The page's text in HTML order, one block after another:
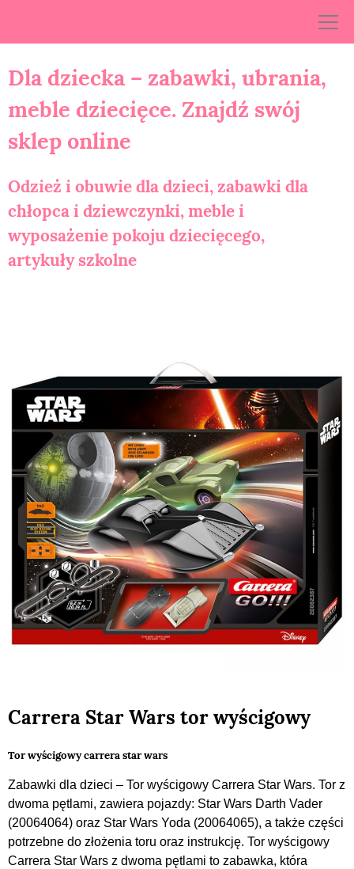
Dla dziecka – zabawki, ubrania,
meble dziecięce. Znajdź swój
sklep online
Odzież i obuwie dla dzieci, zabawki dla
chłopca i dziewczynki, meble i
wyposażenie pokoju dziecięcego,
artykuły szkolne
Carrera Star Wars tor wyścigowy
Tor wyścigowy carrera star wars
Zabawki dla dzieci – Tor wyścigowy Carrera Star Wars. Tor z
dwoma pętlami, zawiera pojazdy: Star Wars Darth Vader
(20064064) oraz Star Wars Yoda (20064065), a także części
potrzebne do złożenia toru oraz instrukcję. Tor wyścigowy
Carrera Star Wars z dwoma pętlami to zabawka, która